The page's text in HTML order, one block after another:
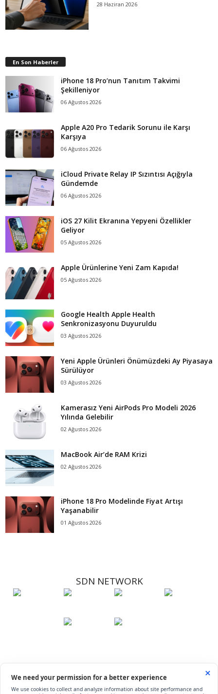
28 Haziran 2026
En Son Haberler
iPhone 18 Pro’nun Tanıtım Takvimi
Şekilleniyor
06 Ağustos 2026
Apple A20 Pro Tedarik Sorunu ile Karşı
Karşıya
06 Ağustos 2026
iCloud Private Relay IP Sızıntısı Açığıyla
Gündemde
06 Ağustos 2026
iOS 27 Kilit Ekranına Yepyeni Özellikler
Geliyor
05 Ağustos 2026
Apple Ürünlerine Yeni Zam Kapıda!
05 Ağustos 2026
Google Health Apple Health
Senkronizasyonu Duyuruldu
03 Ağustos 2026
Yeni Apple Ürünleri Önümüzdeki Ay Piyasaya
Sürülüyor
03 Ağustos 2026
Kamerasız Yeni AirPods Pro Modeli 2026
Yılında Gelebilir
02 Ağustos 2026
MacBook Air’de RAM Krizi
02 Ağustos 2026
iPhone 18 Pro Modelinde Fiyat Artışı
Yaşanabilir
01 Ağustos 2026
SDN NETWORK